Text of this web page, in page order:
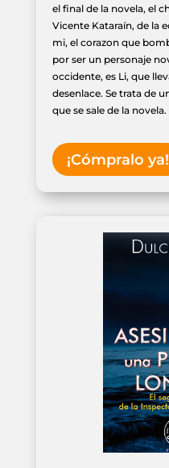
el final de la novela, el
Vicente Kataraín, de la
mi, el corazon que
por ser un personaje
occidente, es Li, que
desenlace. Se trata de
que se sale de la novela.
¡Cómpralo ya!